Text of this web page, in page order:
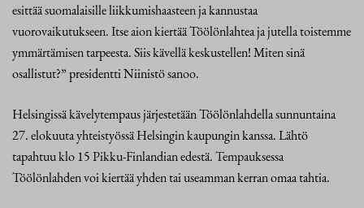
esittää suomalaisille liikkumishaasteen ja kannustaa
vuorovaikutukseen. Itse aion kiertää Töölönlahtea ja jutella toistemme
ymmärtämisen tarpeesta. Siis kävellä keskustellen! Miten sinä
osallistut?” presidentti Niinistö sanoo.
Helsingissä kävelytempaus järjestetään Töölönlahdella sunnuntaina
27. elokuuta yhteistyössä Helsingin kaupungin kanssa. Lähtö
tapahtuu klo 15 Pikku-Finlandian edestä. Tempauksessa
Töölönlahden voi kiertää yhden tai useamman kerran omaa tahtia.